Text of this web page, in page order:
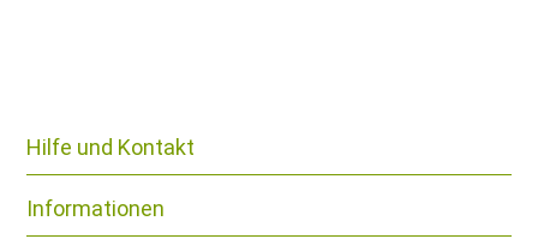
Hilfe und Kontakt
Informationen